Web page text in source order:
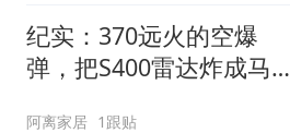
纪实：370远火的空爆
弹，把S400雷达炸成马蜂
阿离家居 1跟贴